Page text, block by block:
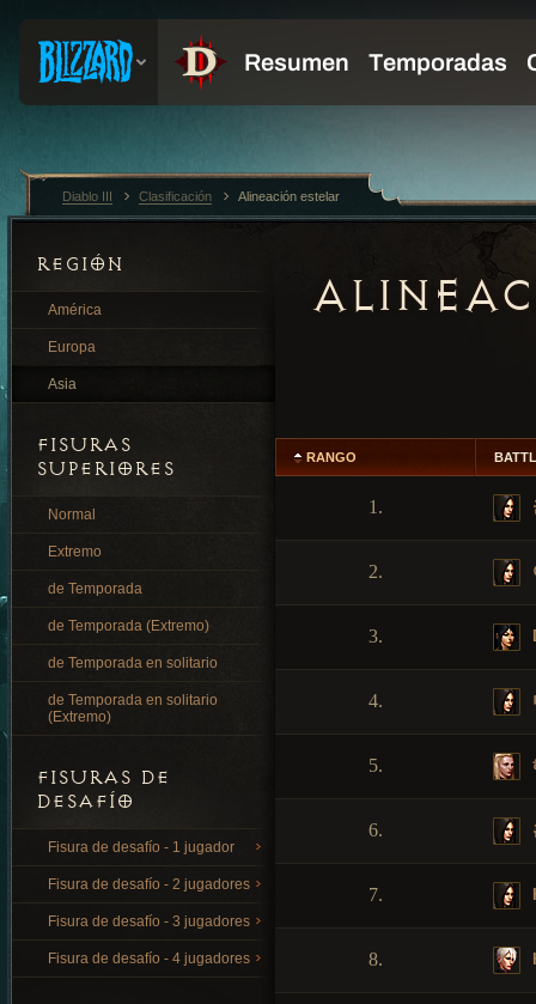
REGIÓN
América
Europa
Asia
FISURAS
SUPERIORES
Normal
Extremo
de Temporada
de Temporada (Extremo)
de Temporada en solitario
de Temporada en solitario
(Extremo)
FISURAS DE
DESAFÍO
Fisura de desafío - 1 jugador
Fisura de desafío - 2 jugadores
Fisura de desafío - 3 jugadores
Fisura de desafío - 4 jugadores
RANGO
1.
2.
3.
4.
5.
6.
7.
8.
Diablo III Clasificación Alineación estelar